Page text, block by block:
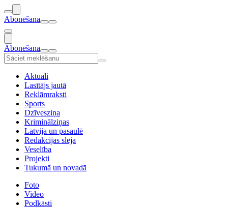
Abonēšana
Abonēšana
Aktuāli
Lasītājs jautā
Reklāmraksti
Sports
Dzīvesziņa
Kriminālziņas
Latvija un pasaulē
Redakcijas sleja
Veselība
Projekti
Tukumā un novadā
Foto
Video
Podkāsti